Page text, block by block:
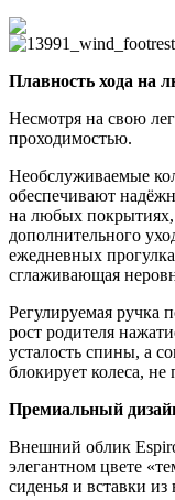
Плавность хода на
Несмотря на свою
проходимостью.
Необслуживаемые
обеспечивают
на любых покрытиях,
дополнительного
ежедневных
сглаживающая
Регулируемая ручка
рост родителя
усталость спины, а
блокирует колеса, не
Премиальный
Внешний облик
элегантном цвете
сиденья и вставки